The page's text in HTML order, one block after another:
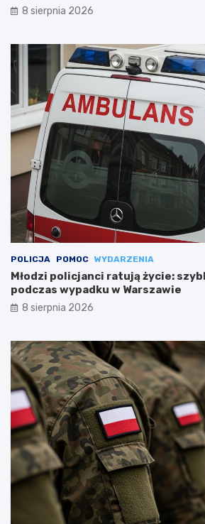
8 sierpnia 2026
POLICJA POMOC WYDARZENIA
Młodzi policjanci ratują życie:
podczas wypadku w Warszawie
8 sierpnia 2026